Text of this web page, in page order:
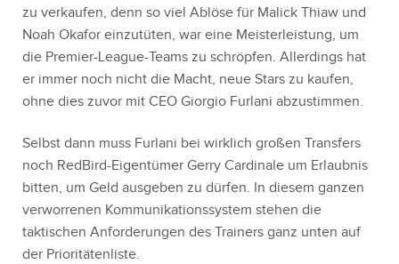
zu verkaufen, denn so viel Ablöse für Malick Thiaw und
Noah Okafor einzutüten, war eine Meisterleistung, um
die Premier-League-Teams zu schröpfen. Allerdings hat
er immer noch nicht die Macht, neue Stars zu kaufen,
ohne dies zuvor mit CEO Giorgio Furlani abzustimmen.
Selbst dann muss Furlani bei wirklich großen Transfers
noch RedBird-Eigentümer Gerry Cardinale um Erlaubnis
bitten, um Geld ausgeben zu dürfen. In diesem ganzen
verworrenen Kommunikationssystem stehen die
taktischen Anforderungen des Trainers ganz unten auf
der Prioritätenliste.